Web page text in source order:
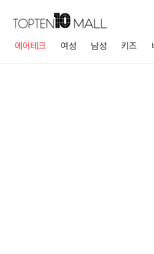
에어테크 여성 남성 키즈